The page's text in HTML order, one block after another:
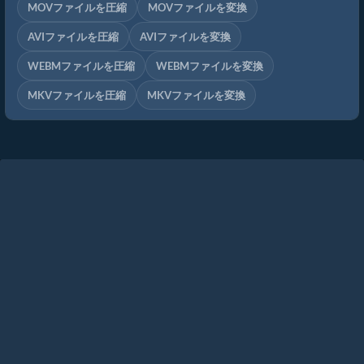
MOVファイルを圧縮 MOVファイルを変換
AVIファイルを圧縮 AVIファイルを変換
WEBMファイルを圧縮 WEBMファイルを変換
MKVファイルを圧縮 MKVファイルを変換